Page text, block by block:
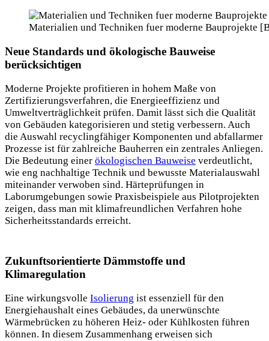
Materialien und Techniken fuer moderne Bauprojekte
Neue Standards und ökologische Bauweise
berücksichtigen
Moderne Projekte profitieren in hohem Maße von
Zertifizierungsverfahren, die Energieeffizienz und
Umweltverträglichkeit prüfen. Damit lässt sich die Qualität
von Gebäuden kategorisieren und stetig verbessern. Auch
die Auswahl recyclingfähiger Komponenten und abfallarmer
Prozesse ist für zahlreiche Bauherren ein zentrales Anliegen.
Die Bedeutung einer ökologischen Bauweise verdeutlicht,
wie eng nachhaltige Technik und bewusste Materialauswahl
miteinander verwoben sind. Härteprüfungen in
Laborumgebungen sowie Praxisbeispiele aus Pilotprojekten
zeigen, dass man mit klimafreundlichen Verfahren hohe
Sicherheitsstandards erreicht.
Zukunftsorientierte Dämmstoffe und
Klimaregulation
Eine wirkungsvolle Isolierung ist essenziell für den
Energiehaushalt eines Gebäudes, da unerwünschte
Wärmebrücken zu höheren Heiz- oder Kühlkosten führen
können. In diesem Zusammenhang erweisen sich